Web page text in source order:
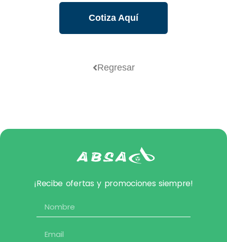
Cotiza Aquí
Regresar
¡Recibe ofertas y promociones siempre!